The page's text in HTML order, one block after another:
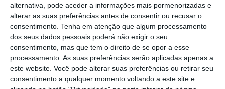
alternativa, pode aceder a informações mais pormenorizadas e
alterar as suas preferências antes de consentir ou recusar o
consentimento. Tenha em atenção que algum processamento
dos seus dados pessoais poderá não exigir o seu
consentimento, mas que tem o direito de se opor a esse
processamento. As suas preferências serão aplicadas apenas a
este website. Você pode alterar suas preferências ou retirar seu
consentimento a qualquer momento voltando a este site e
feira,Mário Centeno vai anunciar
publicamente os detalhes do negócioe, no
sábado, a venda deverá ficar oficialmente
concluída.
O banco que resultou da resolução do antigo